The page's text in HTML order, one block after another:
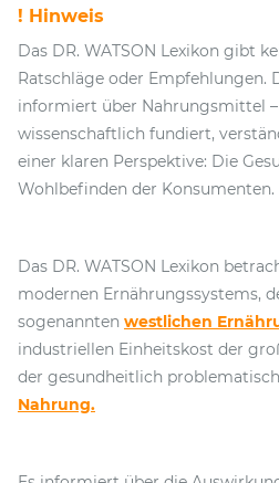
! Hinweis
Das DR. WATSON Lexikon gibt
Ratschläge oder Empfehlungen.
informiert über Nahrungsmittel
wissenschaftlich fundiert,
einer klaren Perspektive: Die
Wohlbefinden der Konsumenten.
Das DR. WATSON Lexikon
modernen Ernährungssystems,
sogenannten westlichen
industriellen Einheitskost der
der gesundheitlich
Nahrung.